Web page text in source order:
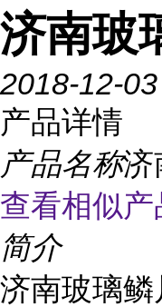
济南玻
2018-12-03
产品详情
产品名称济
查看相似
简介
济南玻璃